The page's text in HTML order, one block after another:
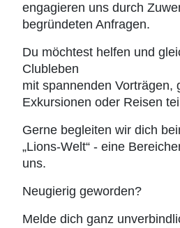
engagieren uns durch
begründeten Anfragen.
Du möchtest helfen und
Clubleben
mit spannenden Vorträgen,
Exkursionen oder Reisen
Gerne begleiten wir dich
„Lions-Welt“ - eine
uns.
Neugierig geworden?
Melde dich ganz